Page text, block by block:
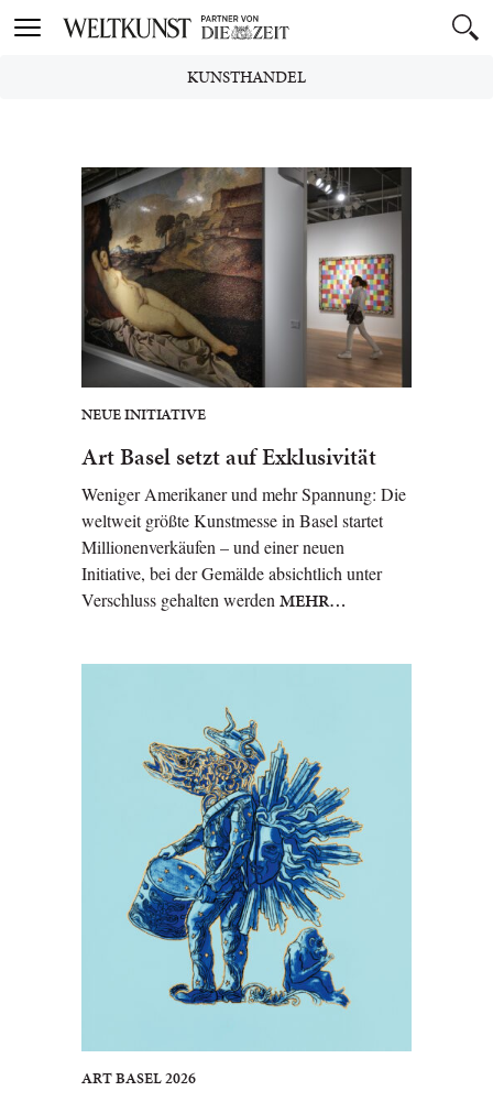
Toggle
KUNSTHANDEL
NEUE INITIATIVE
Art Basel setzt auf Exklusivität
Weniger Amerikaner und mehr Spannung: Die
weltweit größte Kunstmesse in Basel startet
Millionenverkäufen – und einer neuen
Initiative, bei der Gemälde absichtlich unter
Verschluss gehalten werdenMEHR…
ART BASEL 2026